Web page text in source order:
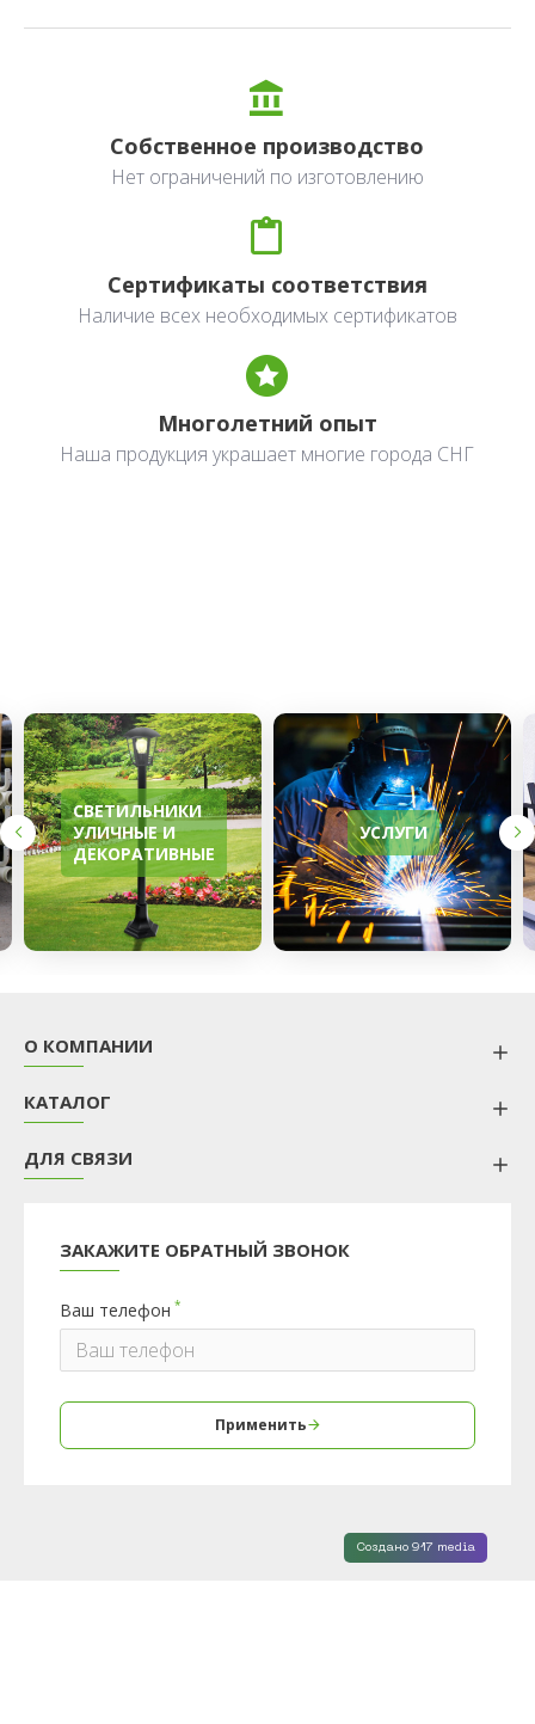
Собственное производство
Нет ограничений по изготовлению
Сертификаты соответствия
Наличие всех необходимых сертификатов
Многолетний опыт
Наша продукция украшает многие города СНГ
СВЕТИЛЬНИКИ
УЛИЧНЫЕ И
ДЕКОРАТИВНЫЕ
УСЛУГИ
О КОМПАНИИ
КАТАЛОГ
ДЛЯ СВЯЗИ
ЗАКАЖИТЕ ОБРАТНЫЙ ЗВОНОК
Ваш телефон
Применить
Создано 917 media